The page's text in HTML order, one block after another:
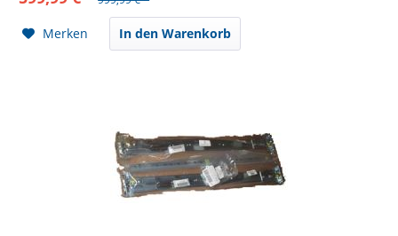
Merken In den Warenkorb